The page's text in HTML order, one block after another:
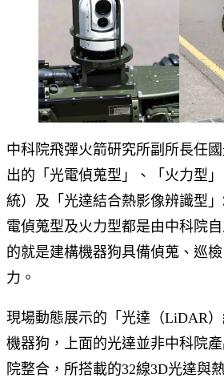
中科院飛彈火箭研究所副所長任
出的「光電偵蒐型」、「火力型
統）及「光達結合熱影像辨識型
電偵蒐型及火力型都是由中科院
的就是建構機器狗具備偵蒐、巡
力。
現場動態展示的「光達（LiDAR）
機器狗，上面的光達並非中科院
院整合，所搭載的32線3D光達與